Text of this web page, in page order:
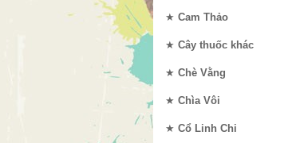
★ Cam Thảo
★ Cây thuốc khác
★ Chè Vằng
★ Chìa Vôi
★ Cổ Linh Chi